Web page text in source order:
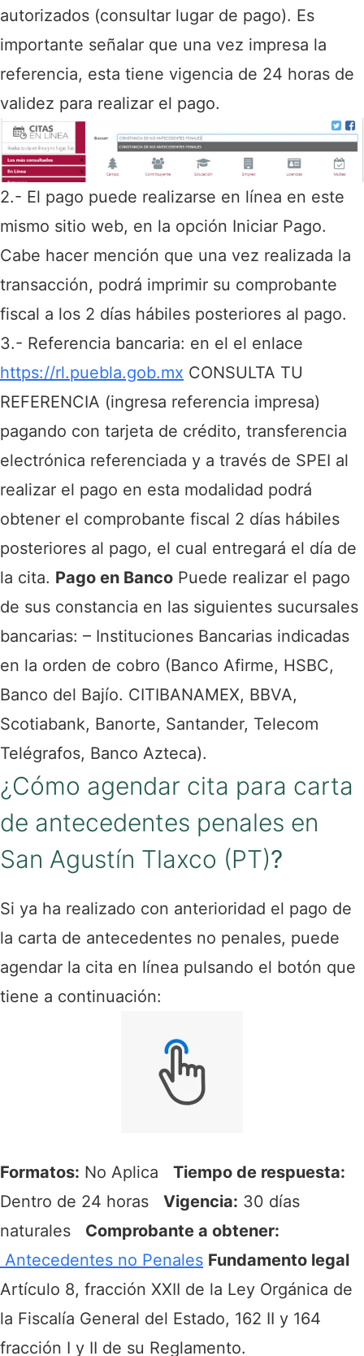
autorizados (consultar lugar de pago). Es
importante señalar que una vez impresa la
referencia, esta tiene vigencia de 24 horas de
validez para realizar el pago.
2.- El pago puede realizarse en línea en este
mismo sitio web, en la opción Iniciar Pago.
Cabe hacer mención que una vez realizada la
transacción, podrá imprimir su comprobante
fiscal a los 2 días hábiles posteriores al pago.
3.- Referencia bancaria: en el el enlace
https://rl.puebla.gob.mx CONSULTA TU
REFERENCIA (ingresa referencia impresa)
pagando con tarjeta de crédito, transferencia
electrónica referenciada y a través de SPEI al
realizar el pago en esta modalidad podrá
obtener el comprobante fiscal 2 días hábiles
posteriores al pago, el cual entregará el día de
la cita. Pago en Banco Puede realizar el pago
de sus constancia en las siguientes sucursales
bancarias: – Instituciones Bancarias indicadas
en la orden de cobro (Banco Afirme, HSBC,
Banco del Bajío. CITIBANAMEX, BBVA,
Scotiabank, Banorte, Santander, Telecom
Telégrafos, Banco Azteca).
¿Cómo agendar cita para carta
de antecedentes penales en
San Agustín Tlaxco (PT)?
Si ya ha realizado con anterioridad el pago de
la carta de antecedentes no penales, puede
agendar la cita en línea pulsando el botón que
tiene a continuación:
Formatos: No Aplica Tiempo de respuesta:
Dentro de 24 horas Vigencia: 30 días
naturales Comprobante a obtener:
Antecedentes no Penales Fundamento legal
Artículo 8, fracción XXII de la Ley Orgánica de
la Fiscalía General del Estado, 162 II y 164
fracción I y II de su Reglamento.